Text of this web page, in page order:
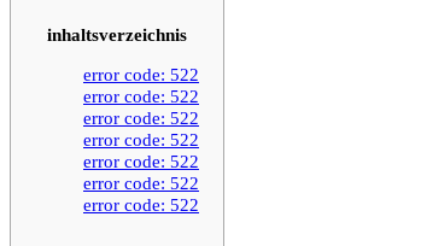
inhaltsverzeichnis
error code: 522
error code: 522
error code: 522
error code: 522
error code: 522
error code: 522
error code: 522